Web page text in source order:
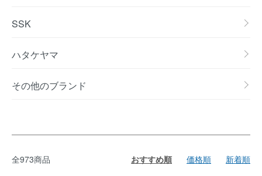
SSK
ハタケヤマ
その他のブランド
全973商品 おすすめ順 価格順 新着順